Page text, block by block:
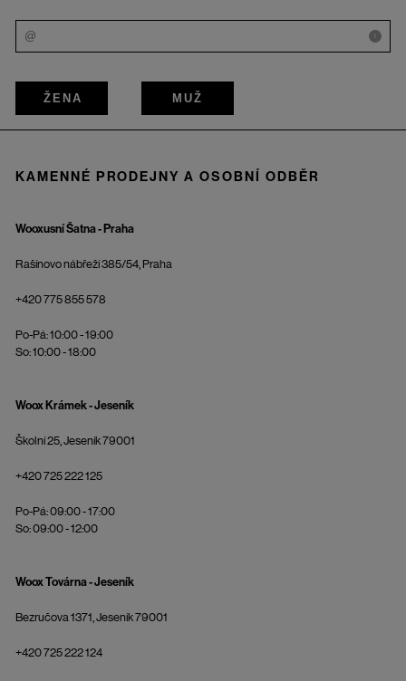
i
ŽENA MUŽ
KAMENNÉ PRODEJNY A OSOBNÍ ODBĚR
Wooxusní Šatna - Praha
Rašínovo nábřeží 385/54, Praha
+420 775 855 578
Po-Pá: 10:00 - 19:00
So: 10:00 - 18:00
Woox Krámek - Jeseník
Školní 25, Jeseník 79001
+420 725 222 125
Po-Pá: 09:00 - 17:00
So: 09:00 - 12:00
Woox Továrna - Jeseník
Bezručova 1371, Jeseník 79001
+420 725 222 124